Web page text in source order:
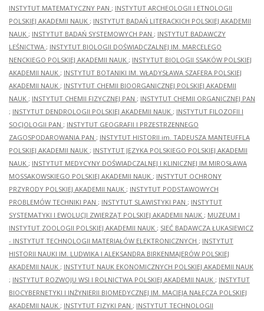
INSTYTUT MATEMATYCZNY PAN ; INSTYTUT ARCHEOLOGII I ETNOLOGII
POLSKIEJ AKADEMII NAUK ; INSTYTUT BADAŃ LITERACKICH POLSKIEJ AKADEMII
NAUK ; INSTYTUT BADAŃ SYSTEMOWYCH PAN ; INSTYTUT BADAWCZY
LEŚNICTWA ; INSTYTUT BIOLOGII DOŚWIADCZALNEJ IM. MARCELEGO
NENCKIEGO POLSKIEJ AKADEMII NAUK ; INSTYTUT BIOLOGII SSAKÓW POLSKIEJ
AKADEMII NAUK ; INSTYTUT BOTANIKI IM. WŁADYSŁAWA SZAFERA POLSKIEJ
AKADEMII NAUK ; INSTYTUT CHEMII BIOORGANICZNEJ POLSKIEJ AKADEMII
NAUK ; INSTYTUT CHEMII FIZYCZNEJ PAN ; INSTYTUT CHEMII ORGANICZNEJ PAN
; INSTYTUT DENDROLOGII POLSKIEJ AKADEMII NAUK ; INSTYTUT FILOZOFII I
SOCJOLOGII PAN ; INSTYTUT GEOGRAFII I PRZESTRZENNEGO
ZAGOSPODAROWANIA PAN ; INSTYTUT HISTORII im. TADEUSZA MANTEUFFLA
POLSKIEJ AKADEMII NAUK ; INSTYTUT JĘZYKA POLSKIEGO POLSKIEJ AKADEMII
NAUK ; INSTYTUT MEDYCYNY DOŚWIADCZALNEJ I KLINICZNEJ IM.MIROSŁAWA
MOSSAKOWSKIEGO POLSKIEJ AKADEMII NAUK ; INSTYTUT OCHRONY
PRZYRODY POLSKIEJ AKADEMII NAUK ; INSTYTUT PODSTAWOWYCH
PROBLEMÓW TECHNIKI PAN ; INSTYTUT SLAWISTYKI PAN ; INSTYTUT
SYSTEMATYKI I EWOLUCJI ZWIERZĄT POLSKIEJ AKADEMII NAUK ; MUZEUM I
INSTYTUT ZOOLOGII POLSKIEJ AKADEMII NAUK ; SIEĆ BADAWCZA ŁUKASIEWICZ
- INSTYTUT TECHNOLOGII MATERIAŁÓW ELEKTRONICZNYCH ; INSTYTUT
HISTORII NAUKI IM. LUDWIKA I ALEKSANDRA BIRKENMAJERÓW POLSKIEJ
AKADEMII NAUK ; INSTYTUT NAUK EKONOMICZNYCH POLSKIEJ AKADEMII NAUK
; INSTYTUT ROZWOJU WSI I ROLNICTWA POLSKIEJ AKADEMII NAUK ; INSTYTUT
BIOCYBERNETYKI I INŻYNIERII BIOMEDYCZNEJ IM. MACIEJA NAŁĘCZA POLSKIEJ
AKADEMII NAUK ; INSTYTUT FIZYKI PAN ; INSTYTUT TECHNOLOGII